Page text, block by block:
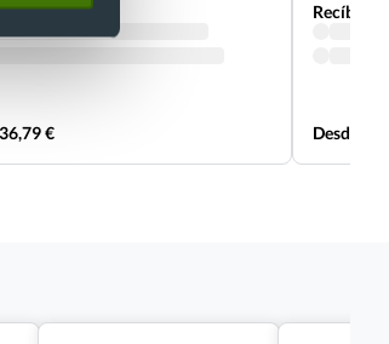
€
Recíbelo
Desde